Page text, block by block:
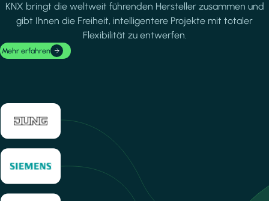
KNX bringt die weltweit führenden Hersteller zusammen und
gibt Ihnen die Freiheit, intelligentere Projekte mit totaler
Flexibilität zu entwerfen.
Mehr erfahren